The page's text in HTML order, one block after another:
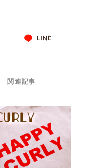
LINE
関連記事